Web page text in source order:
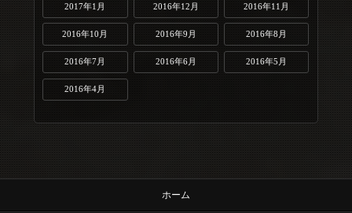
2017年1月 2016年12月 2016年11月
2016年10月 2016年9月 2016年8月
2016年7月 2016年6月 2016年5月
2016年4月
ホーム